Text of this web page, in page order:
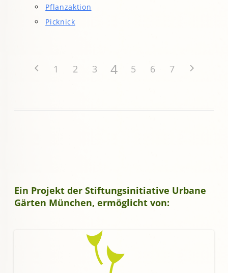
Pflanzaktion
Picknick
1 2 3 4 5 6 7
Ein Projekt der Stiftungsinitiative Urbane
Gärten München, ermöglicht von: